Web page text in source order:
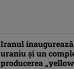
Iranul
uraniu şi un
producerea